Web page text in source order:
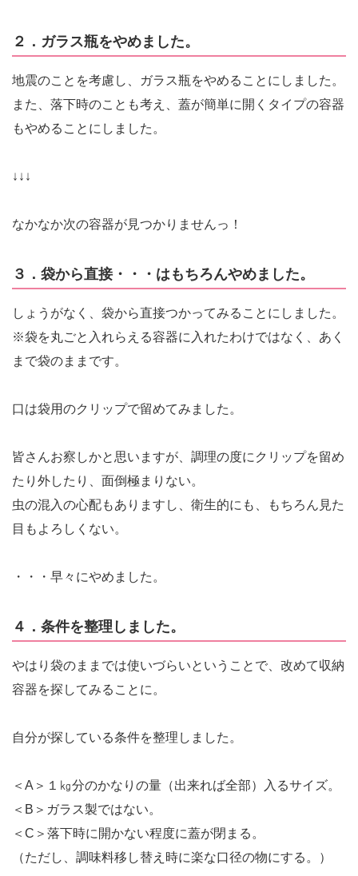
２．ガラス瓶をやめました。
地震のことを考慮し、ガラス瓶をやめることにしました。
また、落下時のことも考え、蓋が簡単に開くタイプの容器
もやめることにしました。
↓↓↓
なかなか次の容器が見つかりませんっ！
３．袋から直接・・・はもちろんやめました。
しょうがなく、袋から直接つかってみることにしました。
※袋を丸ごと入れらえる容器に入れたわけではなく、あく
まで袋のままです。
口は袋用のクリップで留めてみました。
皆さんお察しかと思いますが、調理の度にクリップを留め
たり外したり、面倒極まりない。
虫の混入の心配もありますし、衛生的にも、もちろん見た
目もよろしくない。
・・・早々にやめました。
４．条件を整理しました。
やはり袋のままでは使いづらいということで、改めて収納
容器を探してみることに。
自分が探している条件を整理しました。
＜A＞１㎏分のかなりの量（出来れば全部）入るサイズ。
＜B＞ガラス製ではない。
＜C＞落下時に開かない程度に蓋が閉まる。
（ただし、調味料移し替え時に楽な口径の物にする。）